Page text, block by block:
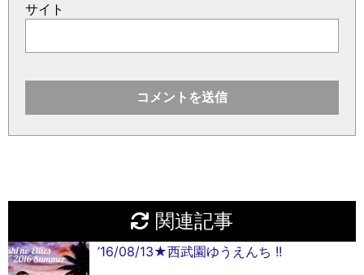
サイト
関連記事
’16/08/13★西武園ゆうえんち !!